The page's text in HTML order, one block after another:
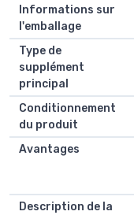
Informations sur
l'emballage
Type de
supplément
principal
Conditionnement
du produit
Avantages
Description de la